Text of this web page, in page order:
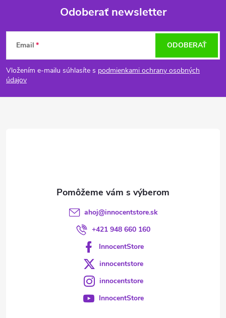
Z
á
p
Odoberať newsletter
Email
Vložením e-mailu súhlasíte s podmienkami ochrany osobných
údajov
ODOBERAŤ
ahoj@innocentstore.sk
+421 948 660 160
InnocentStore
innocentstore
innocentstore
InnocentStore